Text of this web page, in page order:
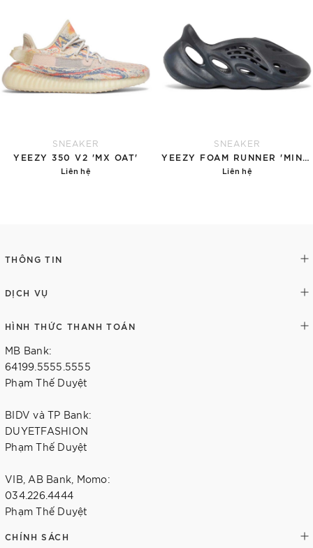
SNEAKER
YEEZY 350 V2 'MX OAT'
Liên hệ
SNEAKER
YEEZY FOAM RUNNER 'MINERAL BLUE'
Liên hệ
THÔNG TIN
DỊCH VỤ
HÌNH THỨC THANH TOÁN
MB Bank:
64199.5555.5555
Phạm Thế Duyệt
BIDV và TP Bank:
DUYETFASHION
Phạm Thế Duyệt
VIB, AB Bank, Momo:
034.226.4444
Phạm Thế Duyệt
CHÍNH SÁCH